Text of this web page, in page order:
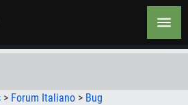
> Forum Italiano > Bug